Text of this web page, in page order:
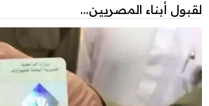
لقبول أبناء المصريين...